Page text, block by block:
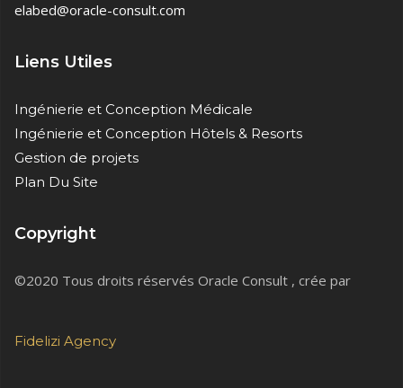
elabed@oracle-consult.com
Liens Utiles
Ingénierie et Conception Médicale
Ingénierie et Conception Hôtels & Resorts
Gestion de projets
Plan Du Site
Copyright
©2020 Tous droits réservés Oracle Consult , crée par
Fidelizi Agency